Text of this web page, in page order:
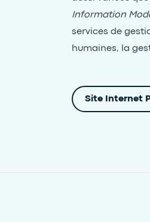
Information
services de
humaines, la
Site Internet